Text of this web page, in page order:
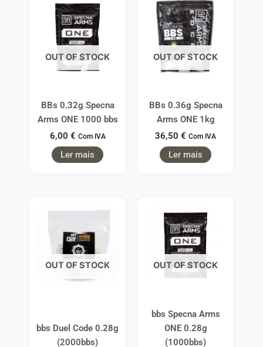
OUT OF STOCK
BBs 0.32g Specna
Arms ONE 1000 bbs
6,00 € Com IVA
Ler mais
OUT OF STOCK
BBs 0.36g Specna
Arms ONE 1kg
36,50 € Com IVA
Ler mais
OUT OF STOCK
bbs Duel Code 0.28g
(2000bbs)
OUT OF STOCK
bbs Specna Arms
ONE 0.28g
(1000bbs)